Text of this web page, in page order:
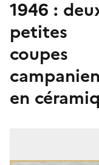
1946 :
petites
coupes
en